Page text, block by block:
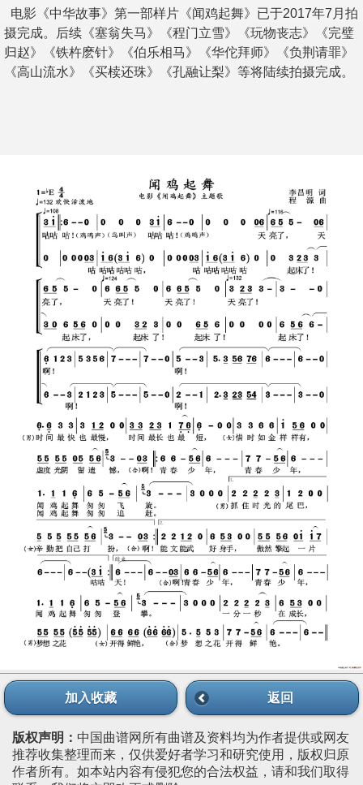
电影《中华故事》第一部样片《闻鸡起舞》已于2017年7月拍
摄完成。后续《塞翁失马》《程门立雪》《玩物丧志》《完璧
归赵》《铁杵麽针》《伯乐相马》《华佗拜师》《负荆请罪》
《高山流水》《买椟还珠》《孔融让梨》等将陆续拍摄完成。
加入收藏 返回
版权声明： 中国曲谱网所有曲谱及资料均为作者提供或网友
推荐收集整理而来，仅供爱好者学习和研究使用，版权归原
作者所有。如本站内容有侵犯您的合法权益，请和我们取得